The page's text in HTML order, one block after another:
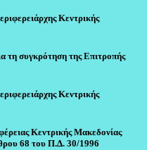
Κεντρικής
συγκρότηση της Επιτροπής
Κεντρικής
Κεντρικής Μακεδονίας
68 του Π.Δ. 30/1996